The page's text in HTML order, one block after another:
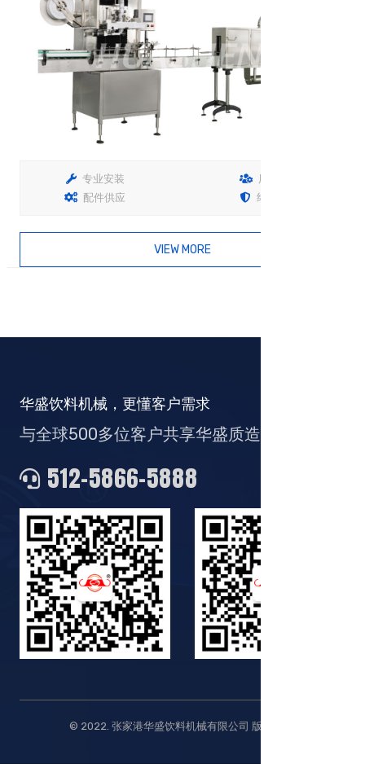
专业安装
用户培训
配件供应
终生保固
VIEW MORE
华盛饮料机械，更懂客户需求
与全球500多位客户共享华盛质造
512-5866-5888
© 2022. 张家港华盛饮料机械有限公司 版权所有.